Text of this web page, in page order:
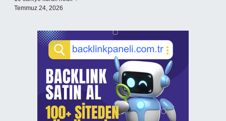
Temmuz 24, 2026